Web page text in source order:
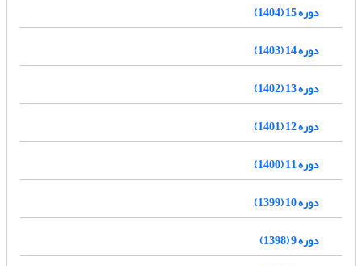
دوره 15 (1404)
دوره 14 (1403)
دوره 13 (1402)
دوره 12 (1401)
دوره 11 (1400)
دوره 10 (1399)
دوره 9 (1398)